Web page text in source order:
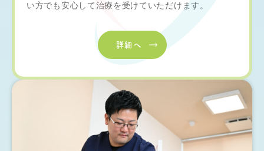
い方でも安心して治療を受けていただけます。
詳細へ